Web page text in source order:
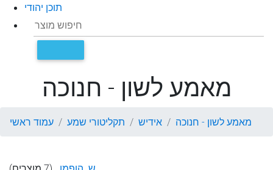
תוכן יהודי
מאמע לשון - חנוכה
עמוד ראשי תקליטורי שמע אידיש מאמע לשון - חנוכה